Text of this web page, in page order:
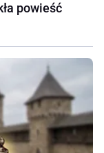
powieść